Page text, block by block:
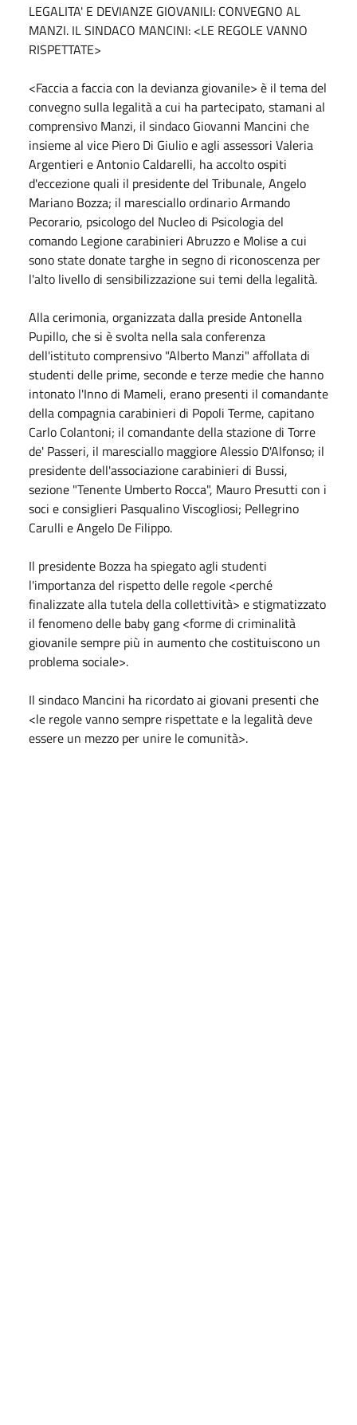
LEGALITA' E DEVIANZE GIOVANILI: CONVEGNO AL
MANZI. IL SINDACO MANCINI: <LE REGOLE VANNO
RISPETTATE>
<Faccia a faccia con la devianza giovanile> è il tema del
convegno sulla legalità a cui ha partecipato, stamani al
comprensivo Manzi, il sindaco Giovanni Mancini che
insieme al vice Piero Di Giulio e agli assessori Valeria
Argentieri e Antonio Caldarelli, ha accolto ospiti
d'eccezione quali il presidente del Tribunale, Angelo
Mariano Bozza; il maresciallo ordinario Armando
Pecorario, psicologo del Nucleo di Psicologia del
comando Legione carabinieri Abruzzo e Molise a cui
sono state donate targhe in segno di riconoscenza per
l'alto livello di sensibilizzazione sui temi della legalità.
Alla cerimonia, organizzata dalla preside Antonella
Pupillo, che si è svolta nella sala conferenza
dell'istituto comprensivo "Alberto Manzi" affollata di
studenti delle prime, seconde e terze medie che hanno
intonato l'Inno di Mameli, erano presenti il comandante
della compagnia carabinieri di Popoli Terme, capitano
Carlo Colantoni; il comandante della stazione di Torre
de' Passeri, il maresciallo maggiore Alessio D'Alfonso; il
presidente dell'associazione carabinieri di Bussi,
sezione "Tenente Umberto Rocca", Mauro Presutti con i
soci e consiglieri Pasqualino Viscogliosi; Pellegrino
Carulli e Angelo De Filippo.
Il presidente Bozza ha spiegato agli studenti
l'importanza del rispetto delle regole <perché
finalizzate alla tutela della collettività> e stigmatizzato
il fenomeno delle baby gang <forme di criminalità
giovanile sempre più in aumento che costituiscono un
problema sociale>.
Il sindaco Mancini ha ricordato ai giovani presenti che
<le regole vanno sempre rispettate e la legalità deve
essere un mezzo per unire le comunità>.